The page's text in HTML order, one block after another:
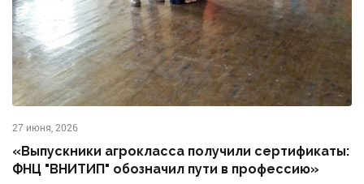
27 июня, 2026
«Выпускники агрокласса получили сертификаты:
ФНЦ "ВНИТИП" обозначил пути в профессию»